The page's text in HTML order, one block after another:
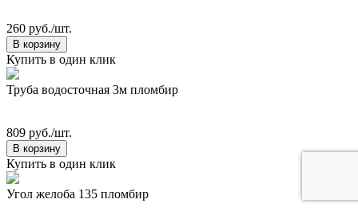
260 руб./шт.
В корзину
Купить в один клик
Труба водосточная 3м пломбир
809 руб./шт.
В корзину
Купить в один клик
Угол желоба 135 пломбир